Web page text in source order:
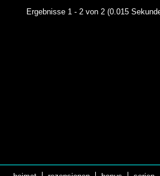
Ergebnisse 1 - 2 von 2 (0.015